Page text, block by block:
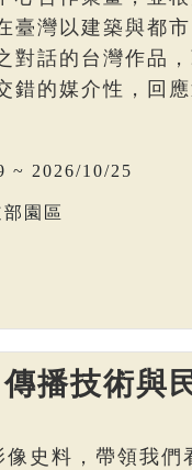
臺灣以建築與都
對話的台灣作品
錯的媒介性，回
~ 2026/10/25
園區
傳播技術與
像史料，帶領我